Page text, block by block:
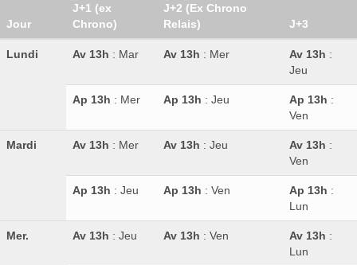
Jour
J+1 (ex
Chrono)
J+2 (Ex Chrono
Relais)
J+3
Lundi Av 13h : Mar Av 13h : Mer Av 13h :
Jeu
Ap 13h : Mer Ap 13h : Jeu Ap 13h :
Ven
Mardi Av 13h : Mer Av 13h : Jeu Av 13h :
Ven
Ap 13h : Jeu Ap 13h : Ven Ap 13h :
Lun
Mer. Av 13h : Jeu Av 13h : Ven Av 13h :
Lun